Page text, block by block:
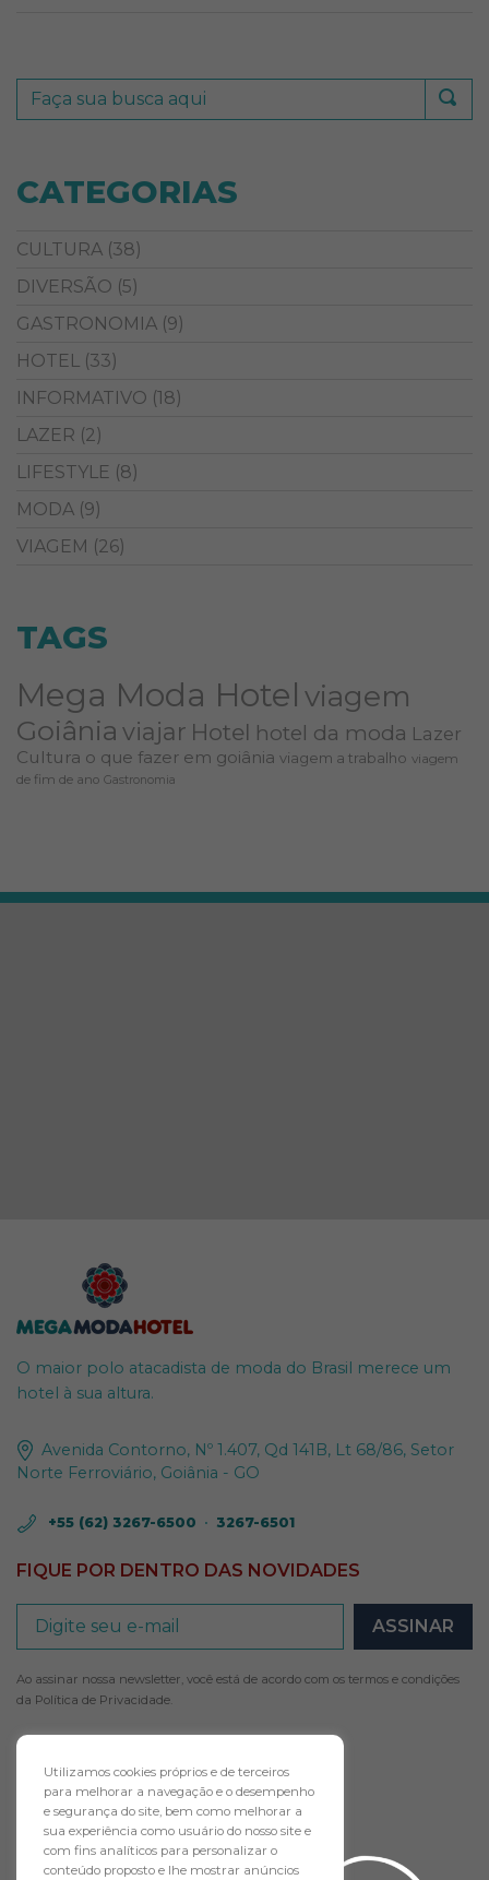
CATEGORIAS
CULTURA (38)
DIVERSÃO (5)
GASTRONOMIA (9)
HOTEL (33)
INFORMATIVO (18)
LAZER (2)
LIFESTYLE (8)
MODA (9)
VIAGEM (26)
TAGS
Mega Moda Hotel viagem
Goiânia viajar Hotel hotel da moda Lazer
Cultura o que fazer em goiânia viagem a trabalho viagem
de fim de ano Gastronomia
O maior polo atacadista de moda do Brasil merece um
hotel à sua altura.
Avenida Contorno, Nº 1.407, Qd 141B, Lt 68/86, Setor
Norte Ferroviário, Goiânia - GO
+55 (62) 3267-6500 • 3267-6501
FIQUE POR DENTRO DAS NOVIDADES
Ao assinar nossa newsletter, você está de acordo com os termos e condições
da Política de Privacidade.
FAÇA AGORA O
Utilizamos cookies próprios e de terceiros
para melhorar a navegação e o desempenho
e segurança do site, bem como melhorar a
sua experiência como usuário do nosso site e
com fins analíticos para personalizar o
conteúdo proposto e lhe mostrar anúncios